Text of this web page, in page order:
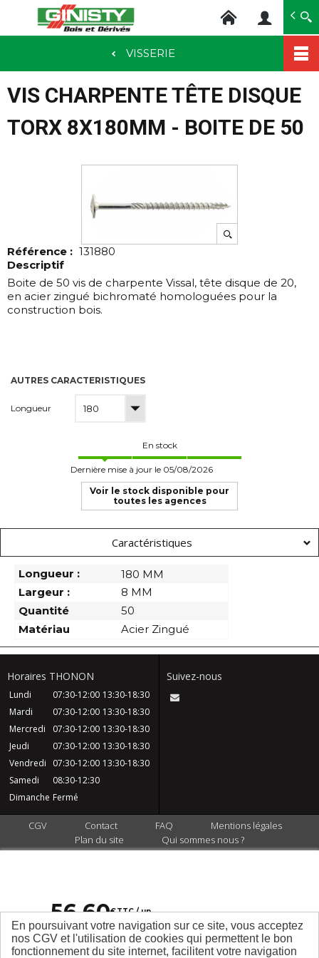
En poursuivant votre navigation sur ce site, vous acceptez
nos CGV et l'utilisation de cookies qui permettent le bon
fonctionnement du site internet, facilitent votre navigation
au
contenu
VISSERIE
VIS CHARPENTE TÊTE DISQUE
TORX 8X180MM - BOITE DE 50
Référence : 131880
Descriptif
Boite de 50 vis de charpente Vissal, tête disque de 20,
en acier zingué bichromaté homologuées pour la
construction bois.
AUTRES CARACTERISTIQUES
Longueur
En stock
Dernière mise à jour le 05/08/2026
Voir le stock disponible pour
toutes les agences
56,60€TTC / un
Caractéristiques
Longueur :
180 MM
Largeur :
8 MM
Quantité
50
Matériau
Acier Zingué
Horaires THONON
Lundi 07:30-12:00 13:30-18:30
Mardi
07:30-12:00 13:30-18:30
Mercredi
07:30-12:00 13:30-18:30
Jeudi
07:30-12:00 13:30-18:30
Vendredi
07:30-12:00 13:30-18:30
Samedi
08:30-12:30
Dimanche Fermé
Suivez-nous
CGV Contact FAQ
Mentions légales
Plan du site
Qui sommes nous ?